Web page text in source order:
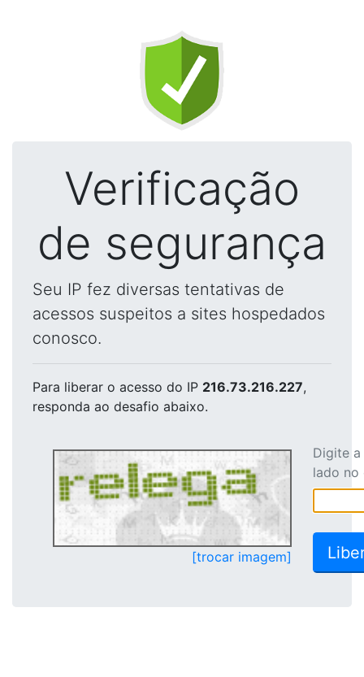
Verificação
de segurança
Seu IP fez diversas tentativas de
acessos suspeitos a sites hospedados
conosco.
Para liberar o acesso do IP 216.73.216.227,
responda ao desafio abaixo.
[trocar imagem]
Digite
lado no